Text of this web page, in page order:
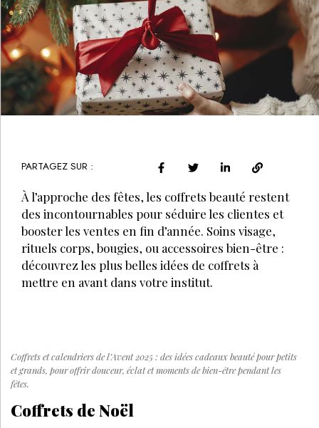
PARTAGEZ SUR :
À l’approche des fêtes, les coffrets beauté restent
des incontournables pour séduire les clientes et
booster les ventes en fin d’année. Soins visage,
rituels corps, bougies, ou accessoires bien-être :
découvrez les plus belles idées de coffrets à
mettre en avant dans votre institut.
Coffrets et calendriers de l’Avent 2025 : des idées cadeaux beauté pour petits
et grands, pour offrir douceur, éclat et moments de bien-être pendant les
fêtes.
Coffrets de Noël